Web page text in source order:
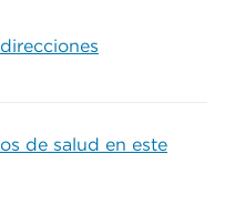
de salud en este